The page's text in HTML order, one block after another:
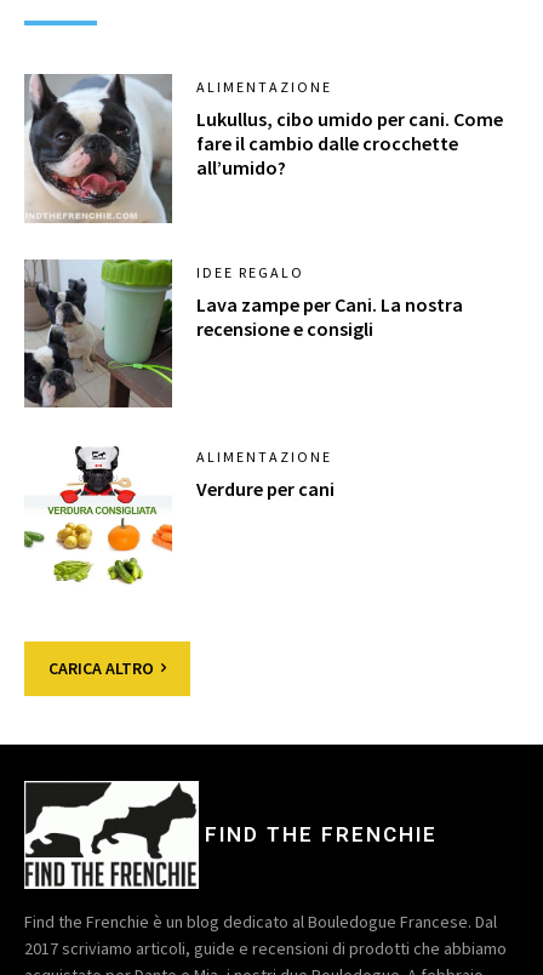
ALIMENTAZIONE
Lukullus, cibo umido per cani. Come
fare il cambio dalle crocchette
all’umido?
IDEE REGALO
Lava zampe per Cani. La nostra
recensione e consigli
ALIMENTAZIONE
Verdure per cani
CARICA ALTRO
FIND THE FRENCHIE
Find the Frenchie è un blog dedicato al Bouledogue Francese. Dal
2017 scriviamo articoli, guide e recensioni di prodotti che abbiamo